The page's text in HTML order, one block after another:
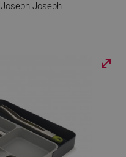
Joseph Joseph